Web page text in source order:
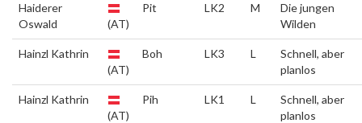
Haiderer
Oswald
(AT)
Pit LK2 M
Die jungen
Wilden
Hainzl Kathrin
(AT)
Boh LK3 L
Schnell, aber
planlos
Hainzl Kathrin
(AT)
Pih LK1 L
Schnell, aber
planlos